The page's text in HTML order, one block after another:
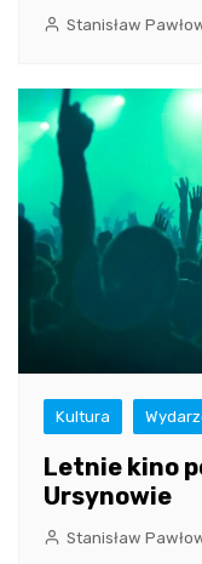
Stanisław
Kultura
Letnie kino
Ursynowie
Stanisław